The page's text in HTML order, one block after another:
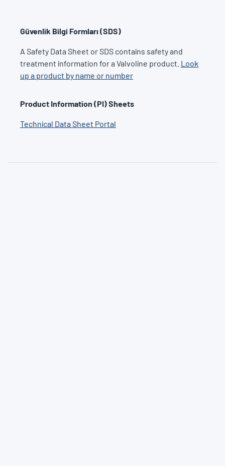
Güvenlik Bilgi Formları (SDS)
A Safety Data Sheet or SDS contains safety and
treatment information for a Valvoline product. Look
up a product by name or number
Product Information (PI) Sheets
Technical Data Sheet Portal